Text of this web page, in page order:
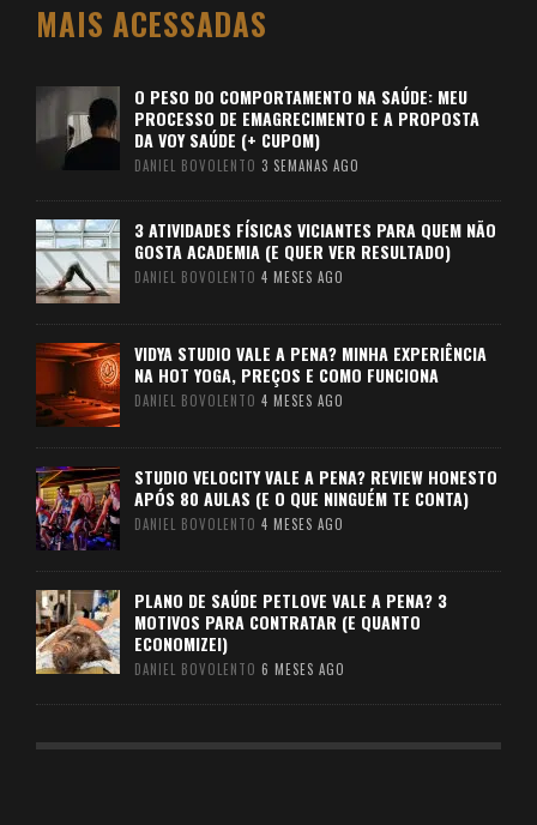
MAIS ACESSADAS
O PESO DO COMPORTAMENTO NA SAÚDE: MEU
PROCESSO DE EMAGRECIMENTO E A PROPOSTA
DA VOY SAÚDE (+ CUPOM)
DANIEL BOVOLENTO 3 SEMANAS AGO
3 ATIVIDADES FÍSICAS VICIANTES PARA QUEM NÃO
GOSTA ACADEMIA (E QUER VER RESULTADO)
DANIEL BOVOLENTO 4 MESES AGO
VIDYA STUDIO VALE A PENA? MINHA EXPERIÊNCIA
NA HOT YOGA, PREÇOS E COMO FUNCIONA
DANIEL BOVOLENTO 4 MESES AGO
STUDIO VELOCITY VALE A PENA? REVIEW HONESTO
APÓS 80 AULAS (E O QUE NINGUÉM TE CONTA)
DANIEL BOVOLENTO 4 MESES AGO
PLANO DE SAÚDE PETLOVE VALE A PENA? 3
MOTIVOS PARA CONTRATAR (E QUANTO
ECONOMIZEI)
DANIEL BOVOLENTO 6 MESES AGO